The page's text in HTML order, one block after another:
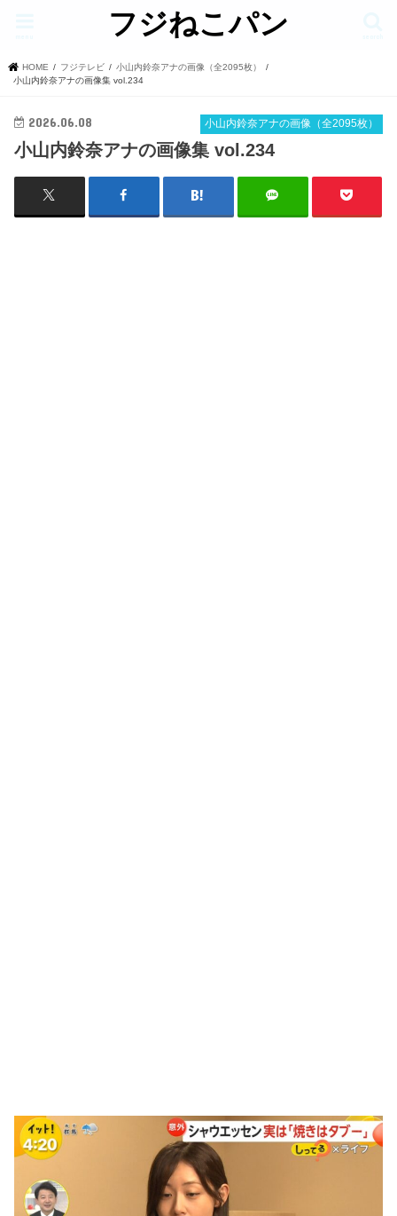
フジねこパン
HOME フジテレビ
小山内鈴奈アナの画像（全2095枚）
小山内鈴奈アナの画像集 vol.234
小山内鈴奈アナの画像（全2095枚）
2026.06.08
小山内鈴奈アナの画像集 vol.234